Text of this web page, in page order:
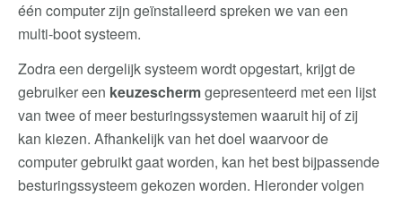
één computer zijn geïnstalleerd spreken we van een
multi-boot systeem.
Zodra een dergelijk systeem wordt opgestart, krijgt de
gebruiker een keuzeschermgepresenteerd met een lijst
van twee of meer besturingssystemen waaruit hij of zij
kan kiezen. Afhankelijk van het doel waarvoor de
computer gebruikt gaat worden, kan het best bijpassende
besturingssysteem gekozen worden. Hieronder volgen